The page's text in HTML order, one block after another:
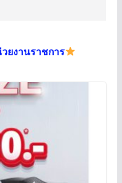
ยงานราชการ